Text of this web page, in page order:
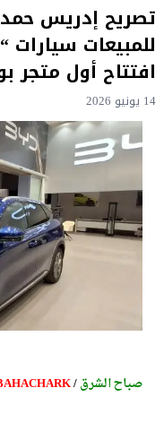
تصريح إدريس
افتتاح أول متجر
14 يونيو 2026
صباح الشرق/